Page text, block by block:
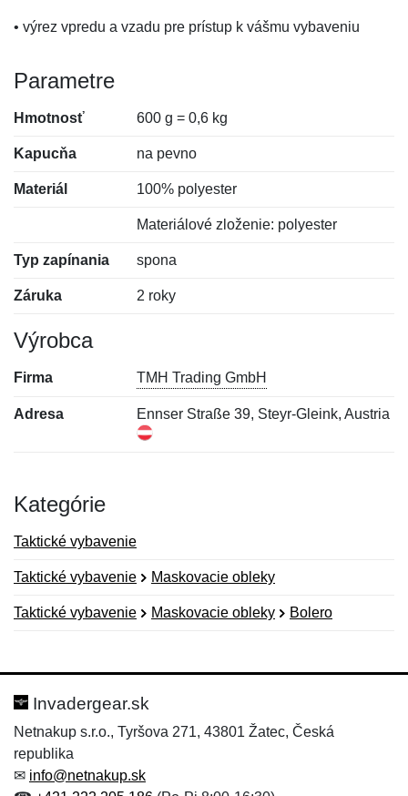
• výrez vpredu a vzadu pre prístup k vášmu vybaveniu
Parametre
Hmotnosť 600 g = 0,6 kg
Kapucňa na pevno
Materiál 100% polyester
Materiálové zloženie: polyester
Typ zapínania spona
Záruka 2 roky
Výrobca
Firma TMH Trading GmbH
Adresa Ennser Straße 39, Steyr-Gleink, Austria
Kategórie
Taktické vybavenie
Taktické vybavenie Maskovacie obleky
Taktické vybavenie Maskovacie obleky Bolero
Hodnotenie:
Meno:*
Meno:
E-mail:*
Invadergear.sk
Netnakup s.r.o., Tyršova 271, 43801 Žatec, Česká
republika
✉ info@netnakup.sk